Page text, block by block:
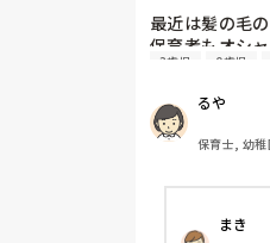
くことも大
憶測で考え
最近は髪の毛
保育者もオシ
はとても良い
今の園では一
爪が弱いから
とか色々理由
でしている人
すが、足は煌
3歳児 0歳児
るや
保育士, 幼
まき